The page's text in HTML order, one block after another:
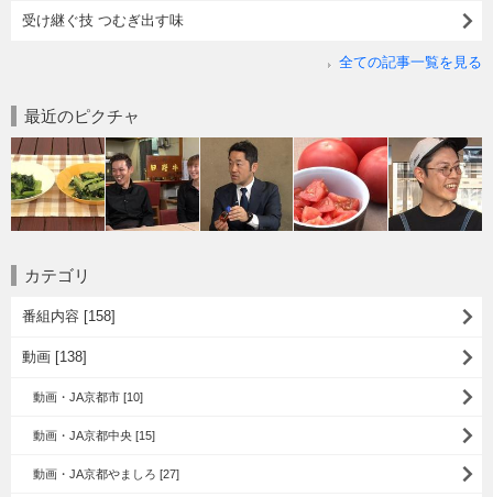
受け継ぐ技 つむぎ出す味
全ての記事一覧を見る
最近のピクチャ
カテゴリ
番組内容 [158]
動画 [138]
動画・JA京都市 [10]
動画・JA京都中央 [15]
動画・JA京都やましろ [27]